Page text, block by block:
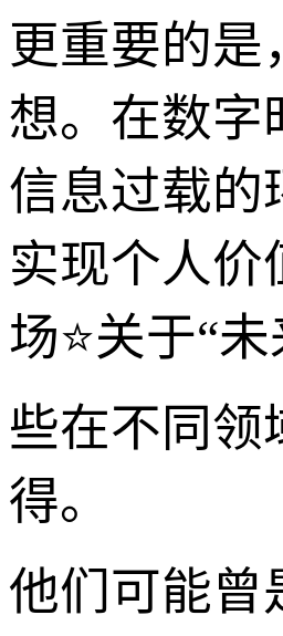
更重要的是
想。在数字
信息过载的
实现个人价
场⭐关于“
些在不同领
得。
他们可能曾